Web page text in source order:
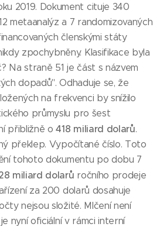
2019. Dokument cituje 340
metaanalýz a 7 randomizovaných
členskými státy
zpochybněny. Klasifikace byla
Na straně 51 je část s názvem
dopadů". Odhaduje se, že
na frekvenci by snížilo
průmyslu pro šest
přibližně o418 miliard dolarů.
překlep. Vypočítané číslo. Toto
tohoto dokumentu po dobu 7
miliard dolarů ročního prodeje
za 200 dolarů dosahuje
nejsou složité. Mlčení není
nyní oficiální v rámci interní